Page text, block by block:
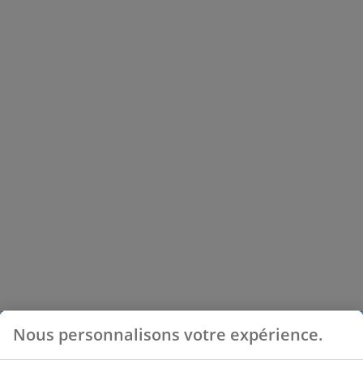
Nous personnalisons votre expérience.